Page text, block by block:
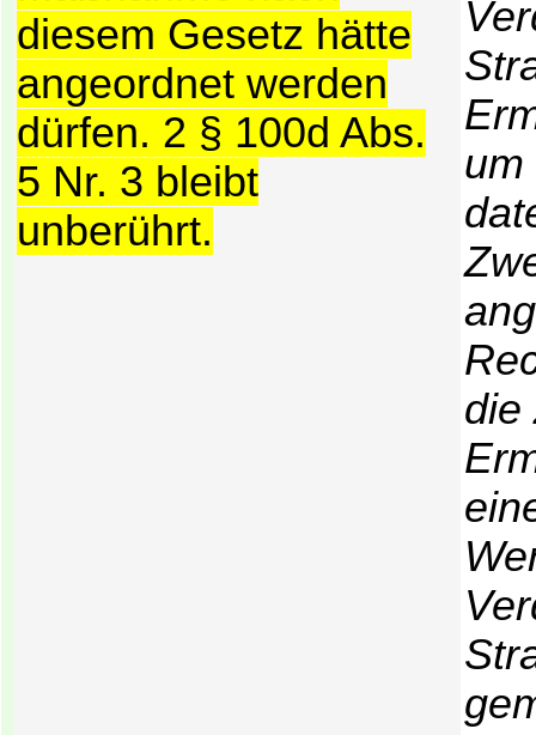
diesem Gesetz hätte
angeordnet werden
dürfen. 2 § 100d Abs.
5 Nr. 3 bleibt
unberührt.
um
die